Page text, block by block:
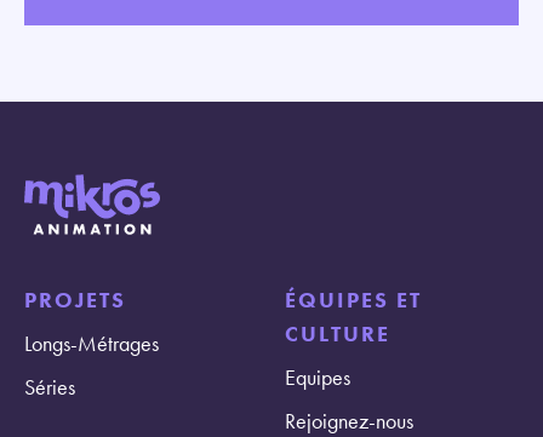
PROJETS
Longs-Métrages
Séries
ÉQUIPES ET
CULTURE
Equipes
Rejoignez-nous